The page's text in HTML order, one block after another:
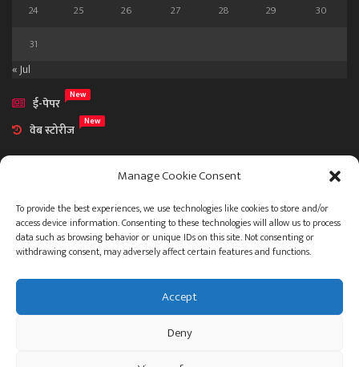
Manage Cookie Consent
To provide the best experiences, we use technologies like cookies to store and/or
access device information. Consenting to these technologies will allow us to process
data such as browsing behavior or unique IDs on this site. Not consenting or
withdrawing consent, may adversely affect certain features and functions.
Accept
Deny
24
25 26 27 28 29
30
31
« Jul
ई-पेपर
New
वेब स्टोरीज New
आमच्या विषयी
संपर्क